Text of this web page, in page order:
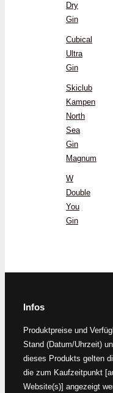
Dry
Gin
Cubical
Ultra
Gin
Skiclub
Kampen
North
Sea
Gin
Magnum
W
Double
You
Gin
Infos
Produktpreise und
Stand (Datum/Uhrzeit)
dieses Produkts gelten
die zum Kaufzeitpunkt
Website(s)] angezeigt